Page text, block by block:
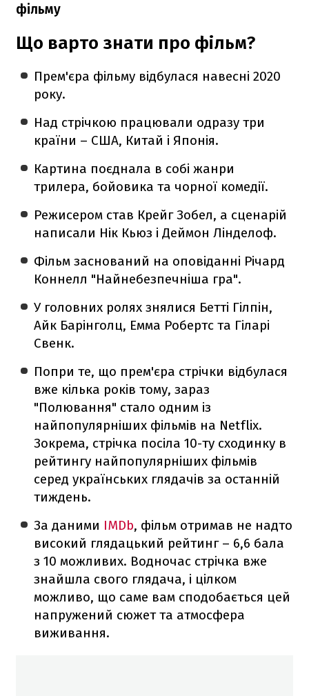
фільму
Що варто знати про фільм?
Прем'єра фільму відбулася навесні 2020
року.
Над стрічкою працювали одразу три
країни – США, Китай і Японія.
Картина поєднала в собі жанри
трилера, бойовика та чорної комедії.
Режисером став Крейг Зобел, а сценарій
написали Нік Кьюз і Деймон Лінделоф.
Фільм заснований на оповіданні Річард
Коннелл "Найнебезпечніша гра".
У головних ролях знялися Бетті Гілпін,
Айк Барінголц, Емма Робертс та Гіларі
Свенк.
Попри те, що прем'єра стрічки відбулася
вже кілька років тому, зараз
"Полювання" стало одним із
найпопулярніших фільмів на Netflix.
Зокрема, стрічка посіла 10-ту сходинку в
рейтингу найпопулярніших фільмів
серед українських глядачів за останній
тиждень.
За даними IMDb, фільм отримав не надто
високий глядацький рейтинг – 6,6 бала
з 10 можливих. Водночас стрічка вже
знайшла свого глядача, і цілком
можливо, що саме вам сподобається цей
напружений сюжет та атмосфера
виживання.